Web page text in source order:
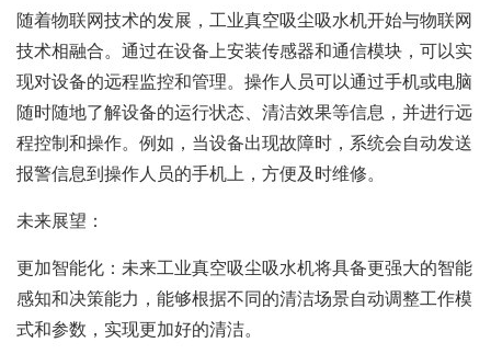
随着物联网技术的发展，工业真空吸尘吸水机开始与物联网
技术相融合。通过在设备上安装传感器和通信模块，可以实
现对设备的远程监控和管理。操作人员可以通过手机或电脑
随时随地了解设备的运行状态、清洁效果等信息，并进行远
程控制和操作。例如，当设备出现故障时，系统会自动发送
报警信息到操作人员的手机上，方便及时维修。
未来展望：
更加智能化：未来工业真空吸尘吸水机将具备更强大的智能
感知和决策能力，能够根据不同的清洁场景自动调整工作模
式和参数，实现更加好的清洁。